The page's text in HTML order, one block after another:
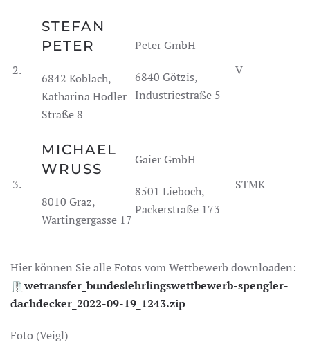
2.
STEFAN
PETER
6842 Koblach,
Katharina Hodler
Straße 8
Peter GmbH
6840 Götzis,
Industriestraße 5
V
3.
MICHAEL
WRUSS
8010 Graz,
Wartingergasse 17
Gaier GmbH
8501 Lieboch,
Packerstraße 173
STMK
Hier können Sie alle Fotos vom Wettbewerb downloaden:
wetransfer_bundeslehrlingswettbewerb-spengler-
dachdecker_2022-09-19_1243.zip
Foto (Veigl)